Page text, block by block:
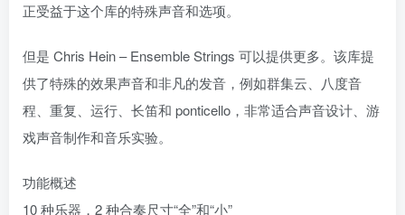
正受益于这个库的特殊声音和选项。
但是 Chris Hein – Ensemble Strings 可以提供更多。该库提
供了特殊的效果声音和非凡的发音，例如群集云、八度音
程、重复、运行、长笛和 ponticello，非常适合声音设计、游
戏声音制作和音乐实验。
功能概述
10 种乐器，2 种合奏尺寸“全”和“小”